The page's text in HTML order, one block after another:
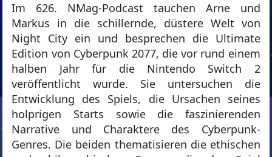
Im 626. NMag-Podcast tauchen Arne und
Markus in die schillernde, düstere Welt von
Night City ein und besprechen die Ultimate
Edition von Cyberpunk 2077, die vor rund einem
halben Jahr für die Nintendo Switch 2
veröffentlicht wurde. Sie untersuchen die
Entwicklung des Spiels, die Ursachen seines
holprigen Starts sowie die faszinierenden
Narrative und Charaktere des Cyberpunk-
Genres. Die beiden thematisieren die ethischen